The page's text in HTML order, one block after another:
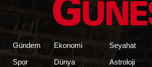
Gündem
Spor
Ekonomi
Dünya
Seyahat
Astroloji